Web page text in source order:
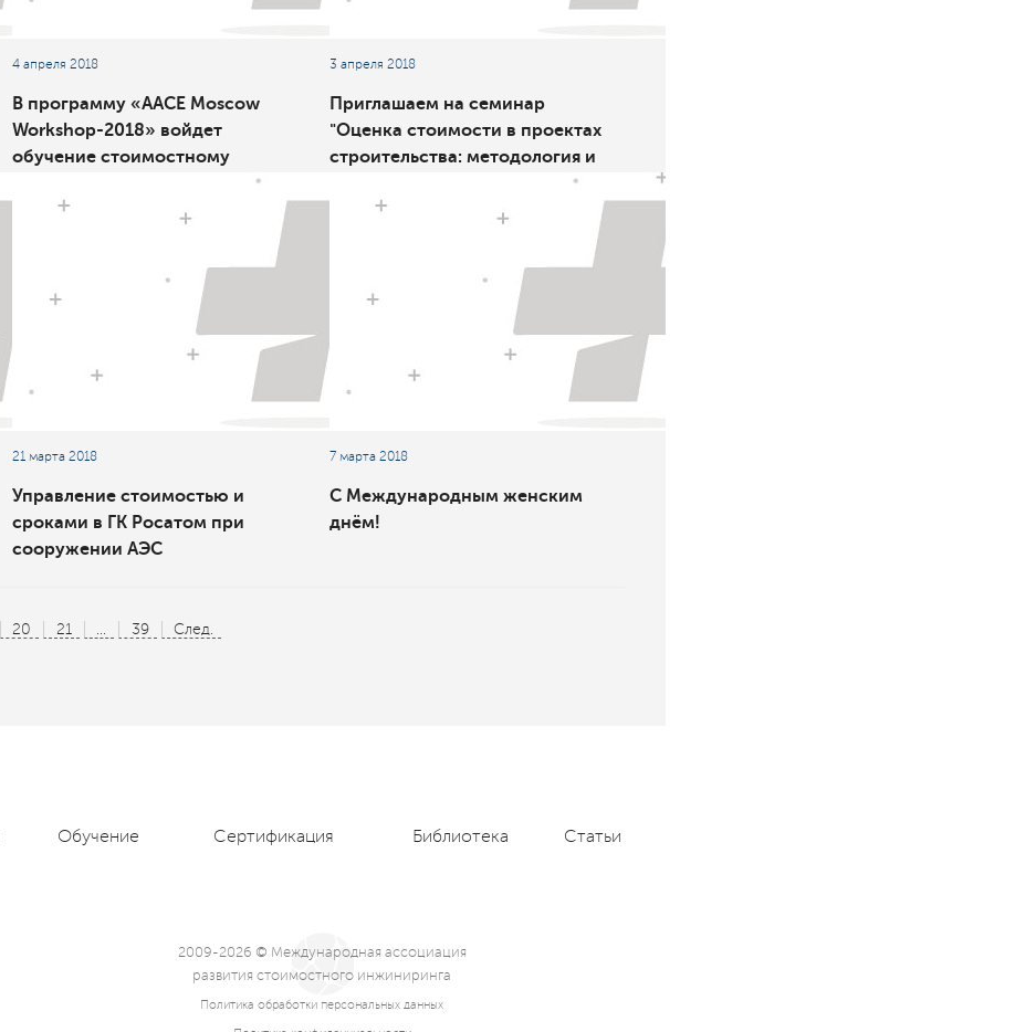
4 апреля 2018
В программу «AACE Moscow
Workshop-2018» войдет
обучение стоимостному
3 апреля 2018
Приглашаем на семинар
"Оценка стоимости в проектах
строительства: ​​​​​​​методология и
21 марта 2018
Управление стоимостью и
сроками в ГК Росатом ​​​​​​​при
сооружении АЭС
7 марта 2018
С Международным женским
днём!
20 21 39 След.
Обучение Сертификация Библиотека Статьи
2009-2026 © Международная ассоциация
развития стоимостного инжиниринга
Политика обработки персональных данных